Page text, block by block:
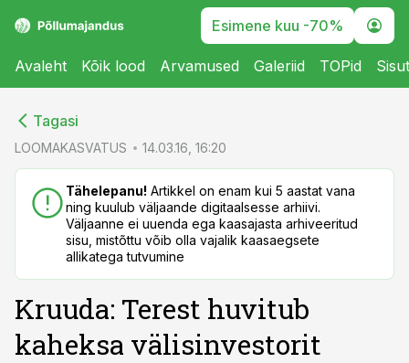
Esimene kuu -70%
Avaleht Kõik lood Arvamused Galeriid TOPid
Tagasi
LOOMAKASVATUS 14.03.16, 16:20
Tähelepanu! Artikkel on enam kui 5 aastat vana
ning kuulub väljaande digitaalsesse arhiivi.
Väljaanne ei uuenda ega kaasajasta arhiveeritud
sisu, mistõttu võib olla vajalik kaasaegsete
allikatega tutvumine
Kruuda: Terest huvitub
kaheksa välisinvestorit